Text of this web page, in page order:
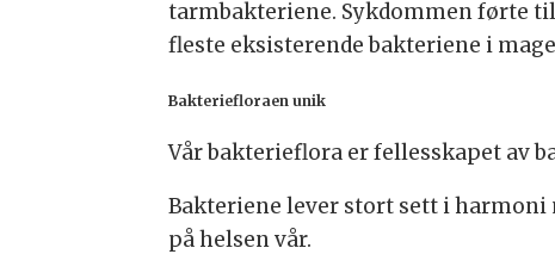
tarmbakteriene. Sykdommen førte
fleste eksisterende bakteriene i
Bakteriefloraen unik
Vår bakterieflora er fellesskapet av
Bakteriene lever stort sett i
på helsen vår.